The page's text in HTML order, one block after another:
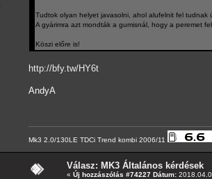
Tudtok olyan helyet javasolni, ahol alufelnit fel tudnak
A gyárimra azt mondták a gumisnál, hogy a peremet
Köszi előre is!
http://bfy.tw/HY6t
AndyA
Mk3 2.0/130LE TDCi Trend kombi 2006/11
Válasz: MK3 Általános kérdések
« Új hozzászólás #74227 Dátum: